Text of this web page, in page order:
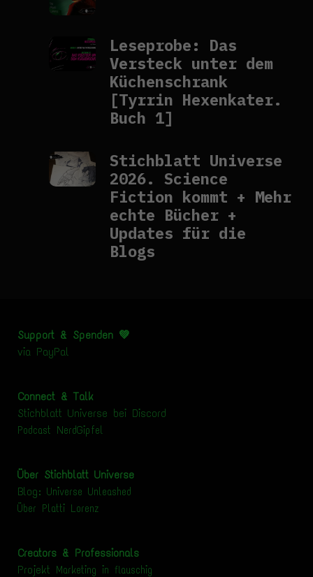
Leseprobe: Das
Versteck unter dem
Küchenschrank
[Tyrrin Hexenkater.
Buch 1]
Stichblatt Universe
2026. Science
Fiction kommt + Mehr
echte Bücher +
Updates für die
Blogs
Support & Spenden 💚
via PayPal
Connect & Talk
Stichblatt Universe bei Discord
Podcast NerdGipfel
Über Stichblatt Universe
Blog: Universe Unleashed
Über Platti Lorenz
Creators & Professionals
Projekt Marketing in flauschig